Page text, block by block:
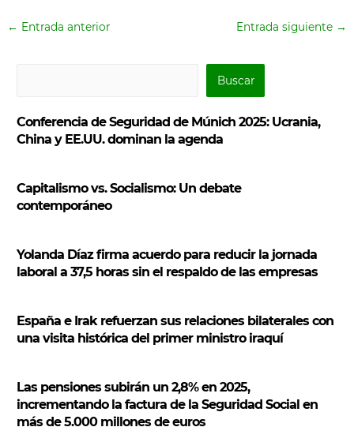
← Entrada anterior Entrada siguiente →
s
c
r
Buscar
Conferencia de Seguridad de Múnich 2025: Ucrania,
China y EE.UU. dominan la agenda
Capitalismo vs. Socialismo: Un debate
contemporáneo
Yolanda Díaz firma acuerdo para reducir la jornada
laboral a 37,5 horas sin el respaldo de las empresas
España e Irak refuerzan sus relaciones bilaterales con
una visita histórica del primer ministro iraquí
Las pensiones subirán un 2,8% en 2025,
incrementando la factura de la Seguridad Social en
más de 5.000 millones de euros